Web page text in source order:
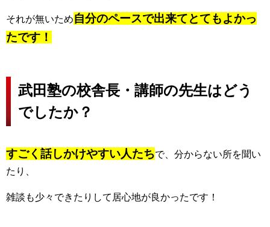
それが無いため自分のペースで出来てとてもよかっ
たです！
武田塾の校舎長・講師の先生はどう
でしたか？
すごく話しかけやすい人たちで、分からない所を聞い
たり、
雑談も少々できたりして居心地が良かったです！